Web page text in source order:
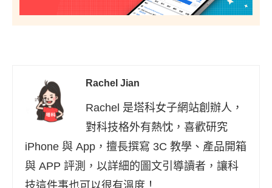
Rachel Jian
Rachel 是塔科女子網站創辦人，
對科技格外有熱忱，喜歡研究
iPhone 與 App，擅長撰寫 3C 教學、產品開箱
與 APP 評測，以詳細的圖文引導讀者，讓科